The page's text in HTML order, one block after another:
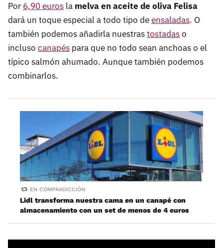
Por 6,90 euros la melva en aceite de oliva Felisa
dará un toque especial a todo tipo deensaladas. O
también podemos añadirla nuestrastostadaso
incluso canapés para que no todo sean anchoas o el
típico salmón ahumado. Aunque también podemos
combinarlos.
EN COMPRADICCIÓN
Lidl transforma nuestra cama en un canapé con
almacenamiento con un set de menos de 4 euros